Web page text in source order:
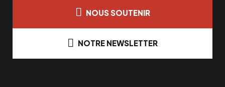
NOUS SOUTENIR
NOTRE NEWSLETTER